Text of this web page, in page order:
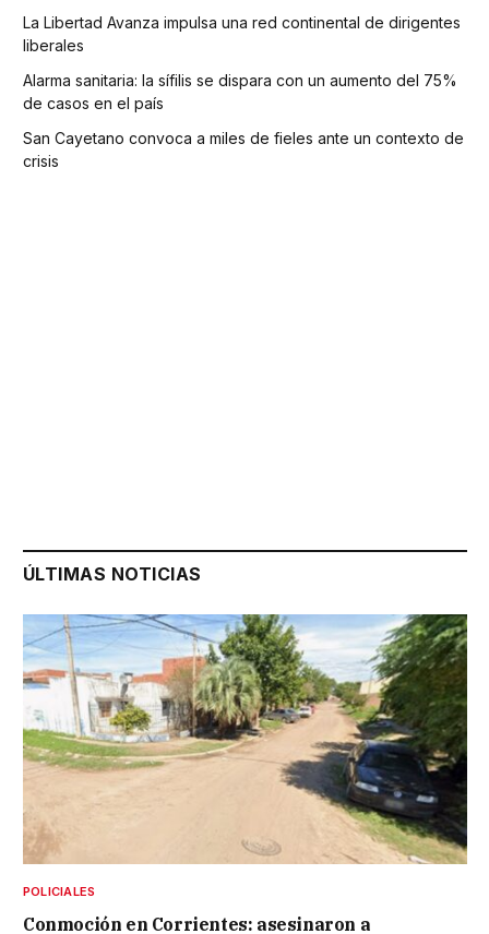
La Libertad Avanza impulsa una red continental de dirigentes
liberales
Alarma sanitaria: la sífilis se dispara con un aumento del 75%
de casos en el país
San Cayetano convoca a miles de fieles ante un contexto de
crisis
ÚLTIMAS NOTICIAS
POLICIALES
Conmoción en Corrientes: asesinaron a